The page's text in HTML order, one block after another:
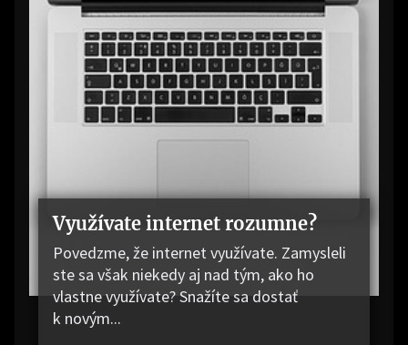
Využívate internet rozumne?
Povedzme, že internet využívate. Zamysleli
ste sa však niekedy aj nad tým, ako ho
vlastne využívate? Snažíte sa dostať
k novým...